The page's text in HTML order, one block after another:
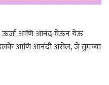
ऊर्जा आणि आनंद घेऊन येऊ
हलके आणि आनंदी असेल, जे तुमच्या